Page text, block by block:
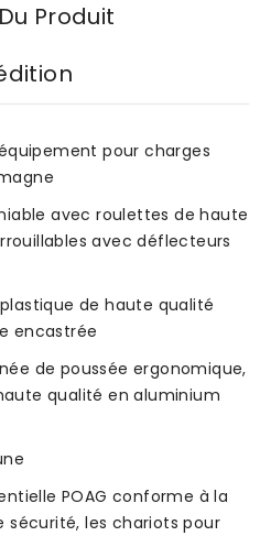
Produit
pour charges
avec roulettes de haute
avec déflecteurs
de haute qualité
encastrée
de poussée ergonomique,
qualité en aluminium
POAG conforme à la
sécurité, les chariots pour